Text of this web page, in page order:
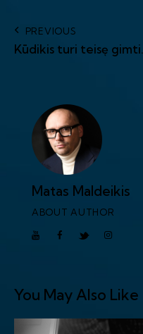
PREVIOUS
Kūdikis turi teisę gimti.
Matas Maldeikis
ABOUT AUTHOR
You May Also Like